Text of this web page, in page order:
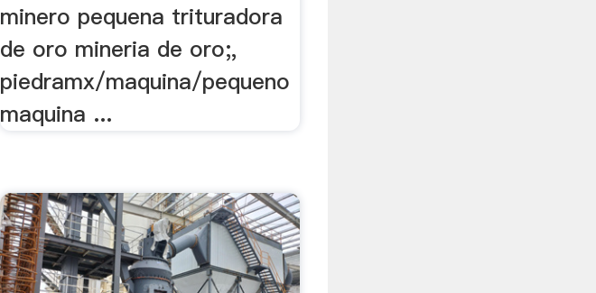
minero pequena trituradora
de oro mineria de oro;,
piedramx/maquina/pequeno
maquina ...